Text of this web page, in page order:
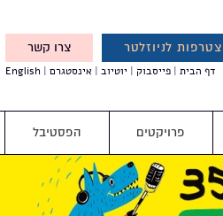
לניוזלטר צרו קשר
דף הבית פייסבוק יוטיוב אינסטגרם English
פרויקטים הפסטיבל